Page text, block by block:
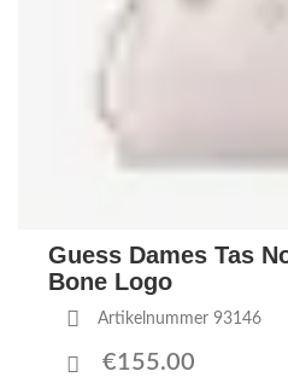
Guess Dames Tas
Bone Logo
Artikelnummer 93146
€155.00